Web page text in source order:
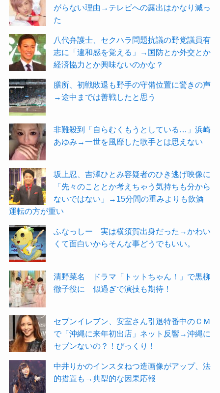
がらない理由→テレビへの露出はかなり減っ
た
八代弁護士、セクハラ問題抗議の野党議員有
志に「違和感を覚える」→国防とか外交とか
経済協力とか興味ないのかな？
膳所、初戦敗退も野手の守備位置に驚きの声
→途中までは善戦したと思う
非難殺到「自らむくもうとしている…」浜崎
あゆみ→一世を風靡した歌手とは思えない
坂上忍、吉澤ひとみ容疑者のひき逃げ映像に
「先々のこととか考えちゃう気持ちも分から
ないではない」→15分間の重みよりも飲酒
運転の方が重い
ふなっしー 実は横須賀出身だった→かわい
くて面白いからそんな事どうでもいい。
清野菜名 ドラマ「トットちゃん！」で黒柳
徹子役に 似過ぎで演技も期待！
セブンイレブン、安室さん引退特番中のＣＭ
で「沖縄に来年初出店」ネット反響→沖縄に
セブンないの？！びっくり！
中井りかのインスタねつ造画像がアップ、法
的措置も→典型的な因果応報